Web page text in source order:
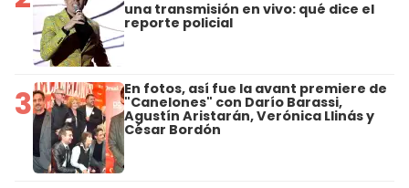
una transmisión en vivo: qué dice el
reporte policial
3 En fotos, así fue la avant premiere de
"Canelones" con Darío Barassi,
Agustín Aristarán, Verónica Llinás y
César Bordón